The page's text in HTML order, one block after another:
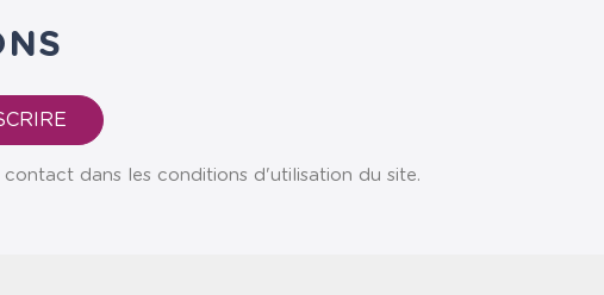
dans les conditions d'utilisation du site.